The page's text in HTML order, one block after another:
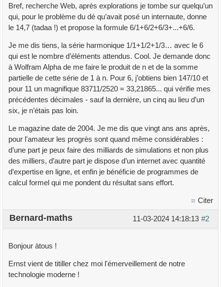
Bref, recherche Web, après explorations je tombe sur quelqu’un
qui, pour le problème du dé qu’avait posé un internaute, donne
le 14,7 (tadaa !) et propose la formule 6/1+6/2+6/3+...+6/6.
Je me dis tiens, la série harmonique 1/1+1/2+1/3… avec le 6
qui est le nombre d’éléments attendus. Cool. Je demande donc
à Wolfram Alpha de me faire le produit de n et de la somme
partielle de cette série de 1 à n. Pour 6, j’obtiens bien 147/10 et
pour 11 un magnifique 83711/2520 = 33,21865... qui vérifie mes
précédentes décimales - sauf la dernière, un cinq au lieu d’un
six, je n’étais pas loin.
Le magazine date de 2004. Je me dis que vingt ans ans après,
pour l'amateur les progrès sont quand même considérables :
d’une part je peux faire des milliards de simulations et non plus
des milliers, d’autre part je dispose d’un internet avec quantité
d’expertise en ligne, et enfin je bénéficie de programmes de
calcul formel qui me pondent du résultat sans effort.
Citer
#2
11-03-2024 14:18:13
Bernard-maths
Bonjour àtous !
Ernst vient de titiller chez moi l'émerveillement de notre
technologie moderne !